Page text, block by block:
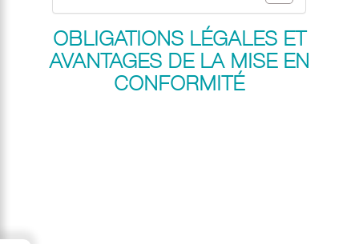
OBLIGATIONS LÉGALES ET
AVANTAGES DE LA MISE EN
CONFORMITÉ